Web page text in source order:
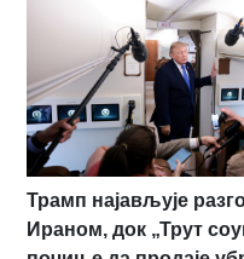
Трамп најављује
Ираном, док „Трут